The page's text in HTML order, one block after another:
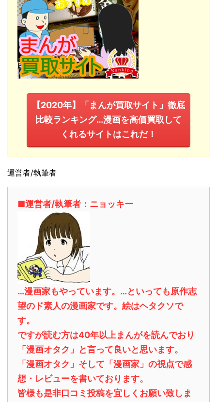
【2020年】「まんが買取サイト」徹底
比較ランキング…漫画を高価買取して
くれるサイトはこれだ！
運営者/執筆者
■運営者/執筆者：ニョッキー
…漫画家もやっています。…といっても原作志
望のド素人の漫画家です。絵はヘタクソで
す。
ですが読む方は40年以上まんがを読んでおり
「漫画オタク」と言って良いと思います。
「漫画オタク」そして「漫画家」の視点で感
想・レビューを書いております。
皆様も是非口コミ投稿を宜しくお願い致しま